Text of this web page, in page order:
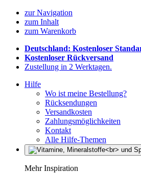
zur Navigation
zum Inhalt
zum Warenkorb
Deutschland: Kostenloser
Kostenloser Rückversand
Zustellung in 2 Werktagen.
Hilfe
Wo ist meine Bestellung?
Rücksendungen
Versandkosten
Zahlungsmöglichkeiten
Kontakt
Alle Hilfe-Themen
Mehr Inspiration